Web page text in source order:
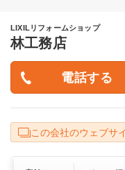
LIXILリフォームショップ
林工務店
この会社のウェブサ